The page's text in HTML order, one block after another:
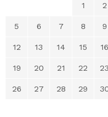
1 2
5 6 7 8 9
12 13 14 15 16
19 20 21 22 23
26 27 28 29